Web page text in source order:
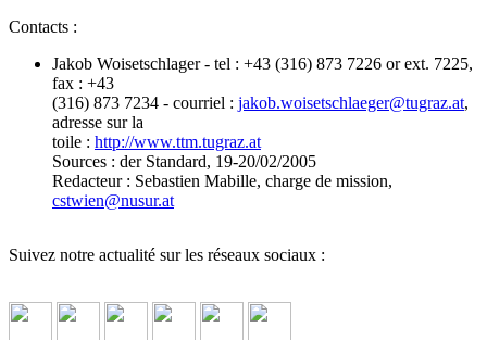
Contacts :
Jakob Woisetschlager - tel : +43 (316) 873 7226 or ext. 7225,
fax : +43
(316) 873 7234 - courriel : jakob.woisetschlaeger@tugraz.at,
adresse sur la
toile : http://www.ttm.tugraz.at
Sources : der Standard, 19-20/02/2005
Redacteur : Sebastien Mabille, charge de mission,
cstwien@nusur.at
Suivez notre actualité sur les réseaux sociaux :